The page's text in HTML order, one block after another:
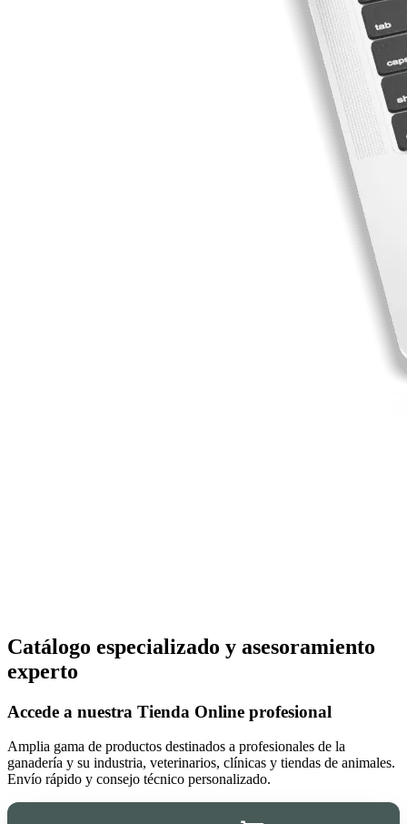
Catálogo especializado y asesoramiento
experto
Accede a nuestra Tienda Online profesional
Amplia gama de productos destinados a profesionales de la
ganadería y su industria, veterinarios, clínicas y tiendas de animales.
Envío rápido y consejo técnico personalizado.